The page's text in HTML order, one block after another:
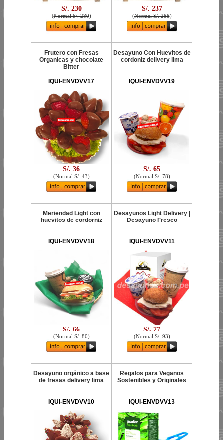
S/. 230
(Normal S/. 280)
S/. 237
(Normal S/. 288)
Frutero con Fresas
Organicas y chocolate
Bitter
IQUI-ENVDVV17
S/. 36
(Normal S/. 43)
Desayuno Con Huevitos de
cordoniz delivery lima
IQUI-ENVDVV19
S/. 65
(Normal S/. 78)
Meriendad Light con
huevitos de cordorniz
IQUI-ENVDVV18
S/. 66
(Normal S/. 80)
Desayunos Light Delivery |
Desayuno Fresco
IQUI-ENVDVV11
S/. 77
(Normal S/. 93)
Desayuno orgánico a base
de fresas delivery lima
IQUI-ENVDVV10
Regalos para Veganos
Sostenibles y Originales
IQUI-ENVDVV13